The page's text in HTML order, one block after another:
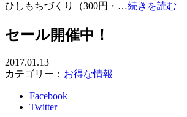
ひしもちづくり（300円・…続きを読む
セール開催中！
2017.01.13
カテゴリー： お得な情報
Facebook
Twitter